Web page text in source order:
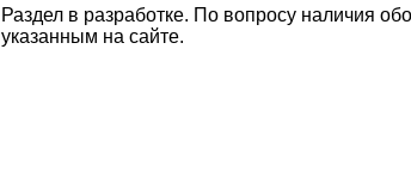
Раздел в разработке. По вопросу наличия
указанным на сайте.